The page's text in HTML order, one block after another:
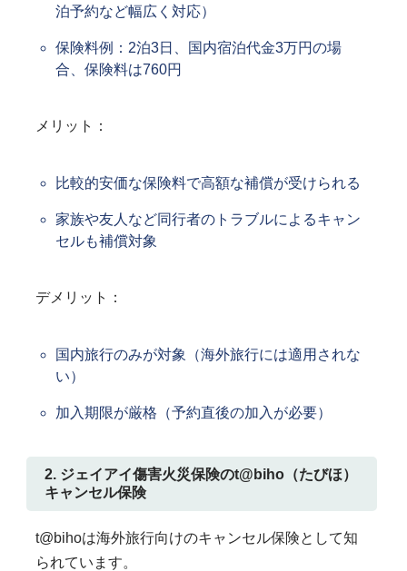
泊予約など幅広く対応）
保険料例：2泊3日、国内宿泊代金3万円の場
合、保険料は760円
メリット：
比較的安価な保険料で高額な補償が受けられる
家族や友人など同行者のトラブルによるキャン
セルも補償対象
デメリット：
国内旅行のみが対象（海外旅行には適用されな
い）
加入期限が厳格（予約直後の加入が必要）
2. ジェイアイ傷害火災保険のt@biho（たびほ）
キャンセル保険
t@bihoは海外旅行向けのキャンセル保険として知
られています。